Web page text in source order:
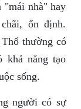
nhà" hay
ổn định.
thường có
khả năng tạo
sống.
người có sự